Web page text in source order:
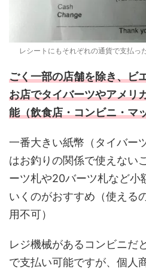
レシートにもそれぞれの通貨で支払っ
ごく一部の店舗を除き、ビ
お店でタイバーツやアメリ
能（飲食店・コンビニ・マ
一番大きい紙幣（タイバー
はお釣りの関係で使えない
ーツ札や20バーツ札など小
いくのがおすすめ（使える
用不可）
レジ機械があるコンビニだ
で支払い可能ですが、個人